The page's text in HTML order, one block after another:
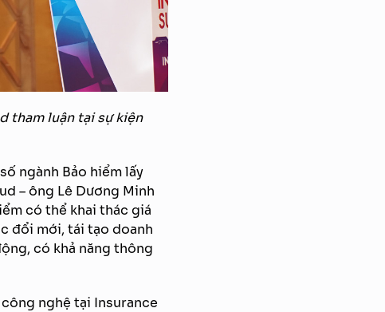
tham luận tại sự kiện
ngành Bảo hiểm lấy
– ông Lê Dương Minh
có thể khai thác giá
đổi mới, tái tạo doanh
có khả năng thông
nghệ tại Insurance